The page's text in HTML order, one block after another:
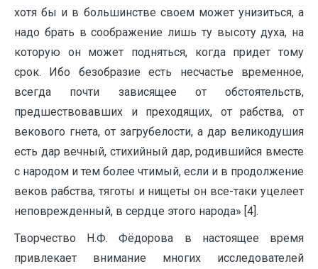
хотя бы и в большинстве своем может унизиться, а
надо брать в соображение лишь ту высоту духа, на
которую он может подняться, когда придет тому
срок. Ибо безобразие есть несчастье временное,
всегда почти зависящее от обстоятельств,
предшествовавших и преходящих, от рабства, от
векового гнета, от загрубелости, а дар великодушия
есть дар вечный, стихийный дар, родившийся вместе
с народом и тем более чтимый, если и в продолжение
веков рабства, тяготы и нищеты он все-таки уцелеет
неповрежденный, в сердце этого народа» [4].
Творчество Н.Ф. Фёдорова в настоящее время
привлекает внимание многих исследователей